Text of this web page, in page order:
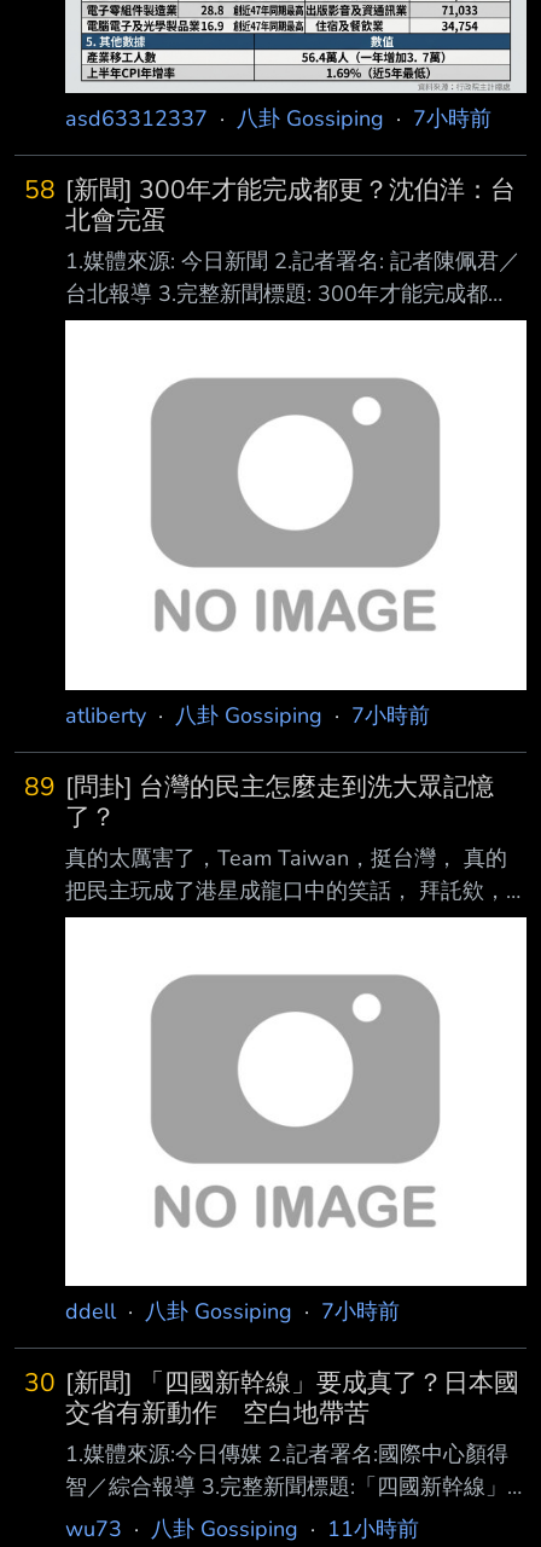
年上半年薪資成長速
asd63312337 · 八卦 Gossiping · 7小時前
58 [新聞] 300年才能完成都更？沈伯洋：台
北會完蛋
1.媒體來源: 今日新聞 2.記者署名: 記者陳佩君／
台北報導 3.完整新聞標題: 300年才能完成都
更？沈伯洋：台北會完蛋 4.完整新聞內文:
沈伯洋日前展開訪美行程，在美東海外後援會
成立大會上，邀得重量級嘉賓—超微半導體
（AMD）執行長蘇姿丰之父、總統府資政蘇春
槐擔任榮譽總召集人，他不僅力挺沈伯洋參選市
長，更建議未來應著手推動都市計畫重建 工
程。針對台北市都更的瓶頸，沈伯洋接受
《NOWNEWS今日新聞》專訪時直言，市長蔣
萬 安或許是避免製造爭端、不願
atliberty · 八卦 Gossiping · 7小時前
89 [問卦] 台灣的民主怎麼走到洗大眾記憶
了？
真的太厲害了，Team Taiwan，挺台灣， 真的
把民主玩成了港星成龍口中的笑話， 拜託欸，
不過才五年前的事情，五年欸， 真把民眾當成
到洗大眾記憶了？ 有卦嗎？ --
ddell· 八卦 Gossiping · 7小時前
30 [新聞] 「四國新幹線」要成真了？日本國
交省有新動作 空白地帶苦
1.媒體來源:今日傳媒 2.記者署名:國際中心顏得
智／綜合報導 3.完整新聞標題:「四國新幹線」
要成真了？日本國交省有新動作 空白地帶苦等
wu73 · 八卦 Gossiping · 11小時前